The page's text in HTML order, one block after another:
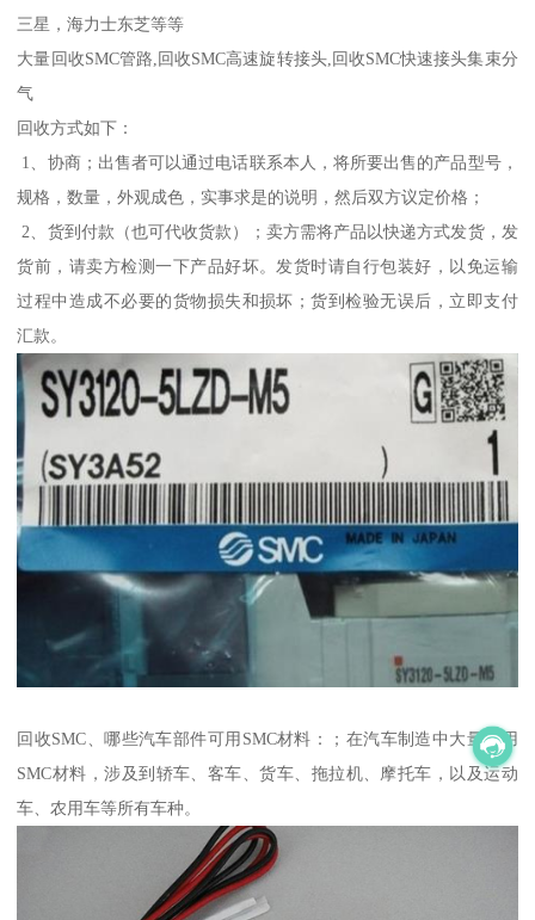
三星，海力士东芝等等
大量回收SMC管路,回收SMC高速旋转接头,回收SMC快速接头集束分
气
回收方式如下：
1、协商；出售者可以通过电话联系本人，将所要出售的产品型号，
规格，数量，外观成色，实事求是的说明，然后双方议定价格；
2、货到付款（也可代收货款）；卖方需将产品以快递方式发货，发
货前，请卖方检测一下产品好坏。发货时请自行包装好，以免运输
过程中造成不必要的货物损失和损坏；货到检验无误后，立即支付
汇款。
回收SMC、哪些汽车部件可用SMC材料：；在汽车制造中大量采用
SMC材料，涉及到轿车、客车、货车、拖拉机、摩托车，以及运动
车、农用车等所有车种。